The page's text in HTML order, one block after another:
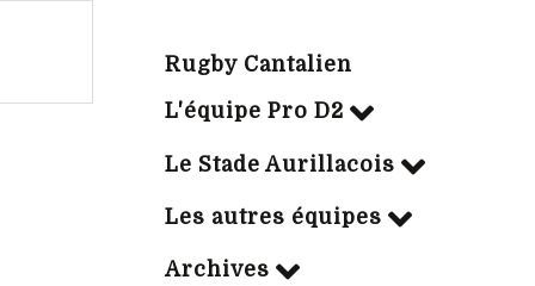
Rugby Cantalien
L'équipe Pro D2
Le Stade Aurillacois
Les autres équipes
Archives